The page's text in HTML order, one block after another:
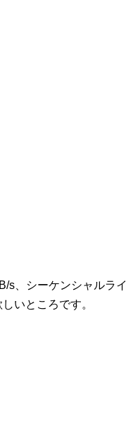
s、シーケンシャルライ
いところです。